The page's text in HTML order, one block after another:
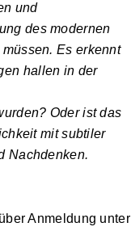
und
des modernen
Es erkennt
hallen in der
Oder ist das
mit subtiler
Nachdenken.
Anmeldung unter